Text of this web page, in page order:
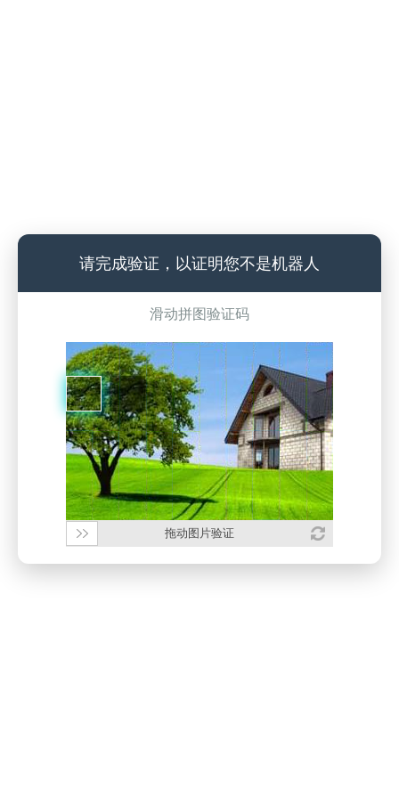
请完成验证，以证明您不是机器人
滑动拼图验证码
拖动图片验证